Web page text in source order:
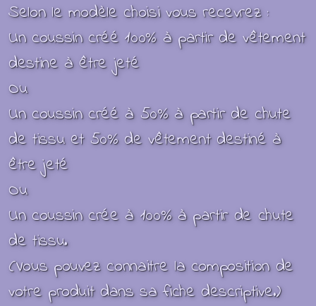
Selon le modèle choisi vous recevrez :
Un coussin créé 100% à partir de vêtement
destine à être jeté
Ou
Un coussin créé à 50% à partir de chute
de tissu et 50% de vêtement destiné à
être jeté
Ou
Un coussin crée à 100% à partir de chute
de tissu.
(Vous pouvez connaitre la composition de
votre produit dans sa fiche descriptive.)